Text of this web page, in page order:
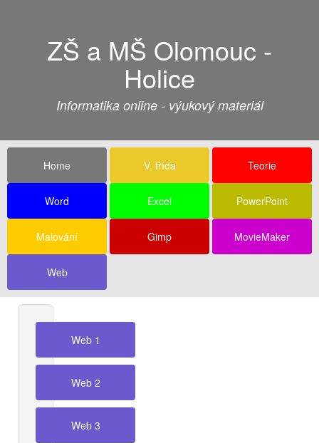
ZŠ a MŠ Olomouc -
Holice
Informatika online - výukový materiál
Home V. třída Teorie
Word Excel PowerPoint
Malování Gimp MovieMaker
Web
Web 1
Web 2
Web 3